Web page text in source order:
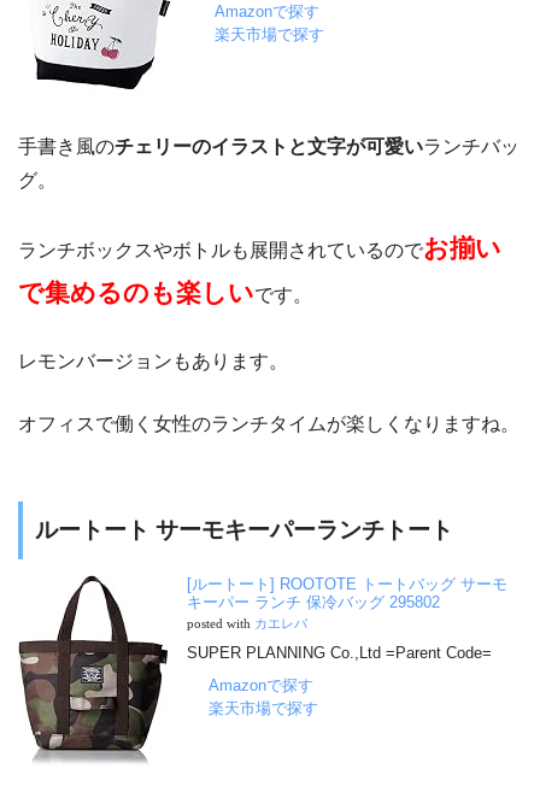
Amazonで探す
楽天市場で探す
手書き風のチェリーのイラストと文字が可愛いランチバッ
グ。
ランチボックスやボトルも展開されているのでお揃い
で集めるのも楽しいです。
レモンバージョンもあります。
オフィスで働く女性のランチタイムが楽しくなりますね。
ルートート サーモキーパーランチトート
[ルートート] ROOTOTE トートバッグ サーモ
キーパー ランチ 保冷バッグ 295802
posted with カエレバ
SUPER PLANNING Co.,Ltd =Parent Code=
Amazonで探す
楽天市場で探す